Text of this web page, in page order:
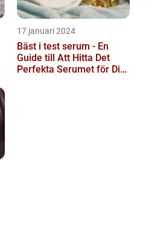
17 januari 2024
Bäst i test serum - En
Guide till Att Hitta Det
Perfekta Serumet för Din